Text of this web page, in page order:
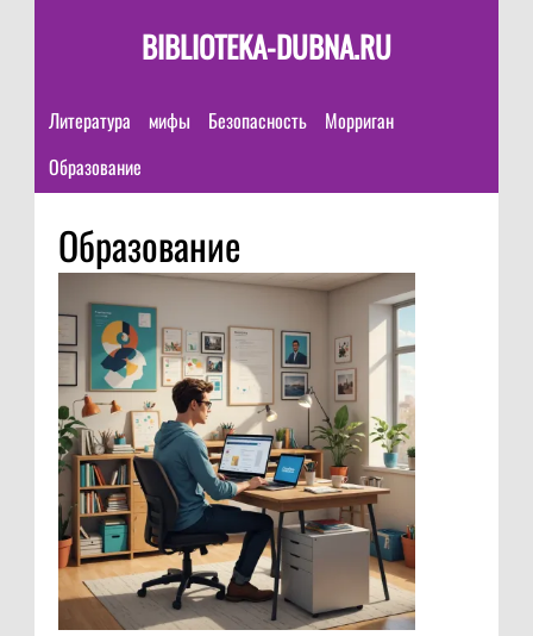
BIBLIOTEKA-DUBNA.RU
Литература мифы Безопасность
Морриган
Образование
Образование